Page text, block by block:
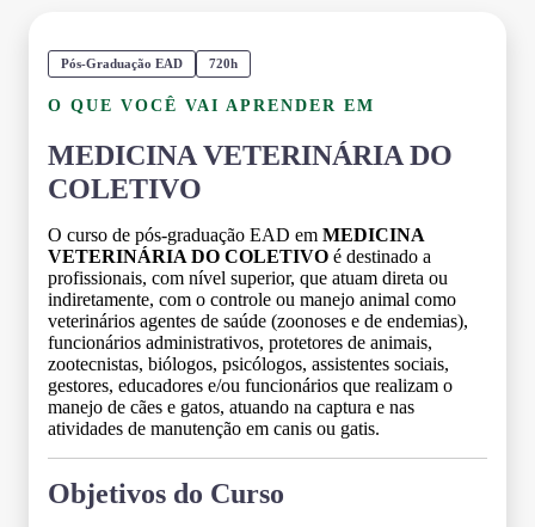
Pós-Graduação EAD 720h
O QUE VOCÊ VAI APRENDER EM
MEDICINA VETERINÁRIA DO
COLETIVO
O curso de pós-graduação EAD em MEDICINA
VETERINÁRIA DO COLETIVO é destinado a
profissionais, com nível superior, que atuam direta ou
indiretamente, com o controle ou manejo animal como
veterinários agentes de saúde (zoonoses e de endemias),
funcionários administrativos, protetores de animais,
zootecnistas, biólogos, psicólogos, assistentes sociais,
gestores, educadores e/ou funcionários que realizam o
manejo de cães e gatos, atuando na captura e nas
atividades de manutenção em canis ou gatis.
Objetivos do Curso